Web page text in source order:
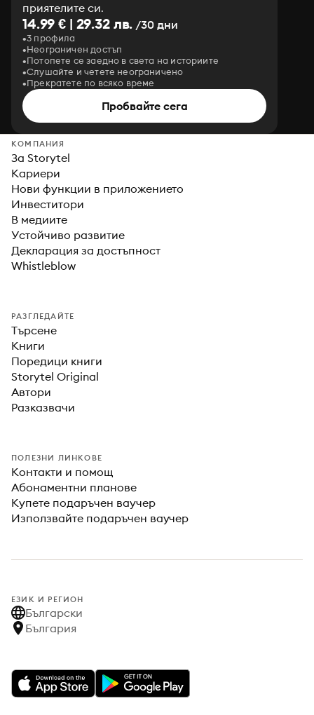
приятелите си.
14.99 € | 29.32 лв. /30 дни
3 профила
Неограничен достъп
Потопете се заедно в света на историите
Слушайте и четете неограничено
Прекратете по всяко време
Пробвайте сега
КОМПАНИЯ
За Storytel
Кариери
Нови функции в приложението
Инвеститори
В медиите
Устойчиво развитие
Декларация за достъпност
Whistleblow
РАЗГЛЕДАЙТЕ
Търсене
Книги
Поредици книги
Storytel Original
Автори
Разказвачи
ПОЛЕЗНИ ЛИНКОВЕ
Контакти и помощ
Абонаментни планове
Купете подаръчен ваучер
Използвайте подаръчен ваучер
ЕЗИК И РЕГИОН
Български
България